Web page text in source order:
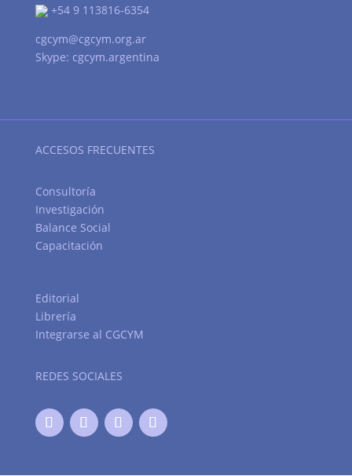
+54 9 113816-6354
cgcym@cgcym.org.ar
Skype: cgcym.argentina
ACCESOS FRECUENTES
Consultoría
Investigación
Balance Social
Capacitación
Editorial
Librería
Integrarse al CGCYM
REDES SOCIALES